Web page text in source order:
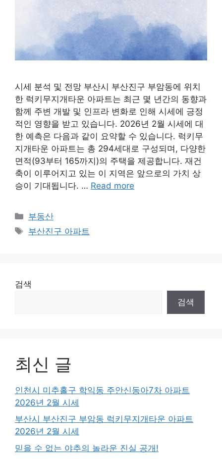
시세 분석 및 전망 부산시 부산진구 부암동에 위치
한 럭키무지개타운 아파트는 최근 몇 년간의 동향과
함께 주변 개발 및 인프라 변화로 인해 시세에 긍정
적인 영향을 받고 있습니다. 2026년 2월 시세에 대
한 예측은 다음과 같이 요약할 수 있습니다. 럭키무
지개타운 아파트는 총 294세대로 구성되며, 다양한
면적(93부터 165까지)의 주택을 제공합니다. 재건
축이 이루어지고 있는 이 지역은 앞으로의 가치 상
승이 기대됩니다. … Read more
Categories
부동산
Tags
부산진구 아파트
검색
검색
최신 글
인천시 미추홀구 학익동 주안신동아7차 아파트
2026년 2월 시세
부산시 부산진구 부암동 럭키무지개타운 아파트
2026년 2월 시세
믿을 수 없는 야추의 놀라운 진실 공개!